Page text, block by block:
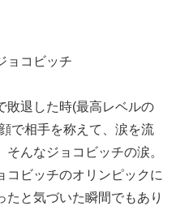
ョコビッチ
敗退した時(最高レベルの
で相手を称えて、涙を流
んなジョコビッチの涙。
コビッチのオリンピックに
たと気づいた瞬間でもあり